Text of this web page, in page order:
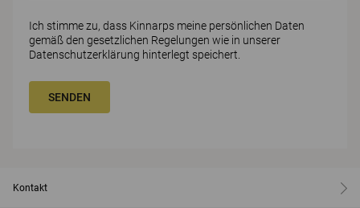
Ich stimme zu, dass Kinnarps meine persönlichen Daten
gemäß den gesetzlichen Regelungen wie in unserer
Datenschutzerklärung hinterlegt speichert.
SENDEN
Kontakt